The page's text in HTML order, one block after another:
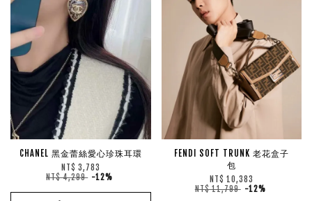
CHANEL 黑金蕾絲愛心珍珠耳環
NT$ 3,783
NT$ 4,299 -12%
FENDI SOFT TRUNK 老花盒子
包
NT$ 10,383
NT$ 11,799 -12%